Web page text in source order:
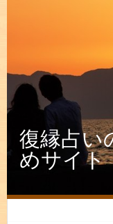
復縁占い
めサイト